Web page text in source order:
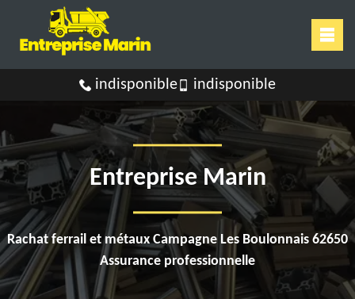
indisponible indisponible
Entreprise Marin
Rachat ferrail et métaux Campagne Les Boulonnais 62650
Assurance professionnelle